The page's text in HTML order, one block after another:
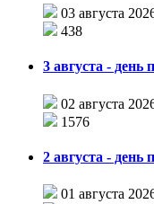
03 августа
438
3 августа - день
02 августа
1576
2 августа -
01 августа